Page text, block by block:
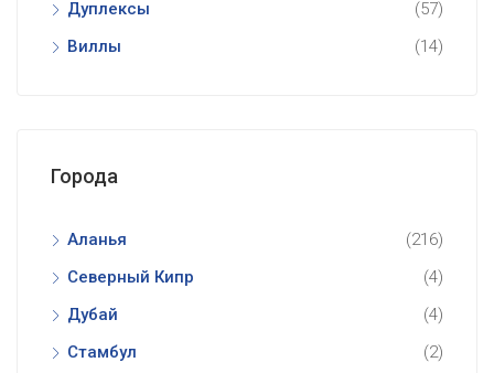
Дуплексы
(57)
Виллы
(14)
Города
Аланья
(216)
Северный Кипр
(4)
Дубай
(4)
Стамбул
(2)